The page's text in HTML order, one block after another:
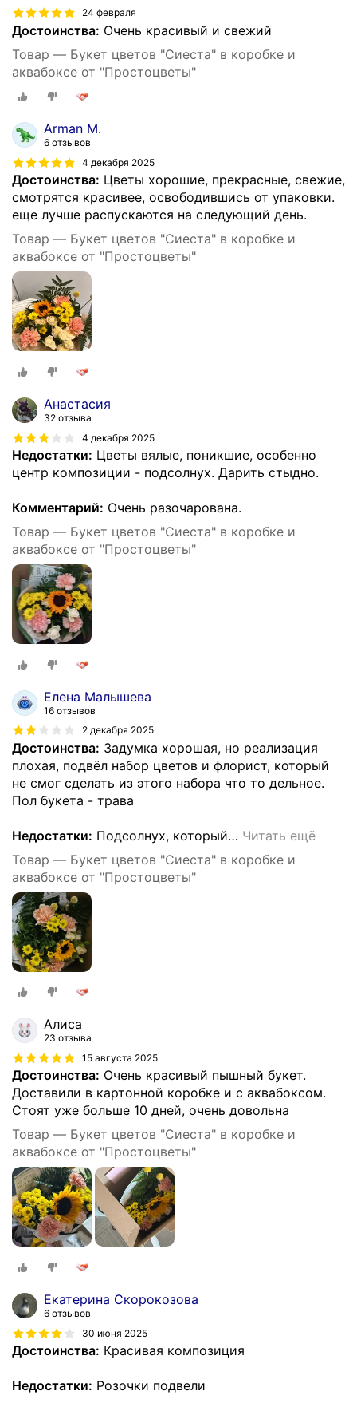
24 февраля
Достоинства: Очень красивый и свежий
Товар — Букет цветов "Сиеста" в коробке и
аквабоксе от "Простоцветы"
Arman M.
6 отзывов
4 декабря 2025
Достоинства: Цветы хорошие, прекрасные, свежие,
смотрятся красивее, освободившись от упаковки.
еще лучше распускаются на следующий день.
Товар — Букет цветов "Сиеста" в коробке и
аквабоксе от "Простоцветы"
Анастасия
32 отзыва
4 декабря 2025
Недостатки: Цветы вялые, поникшие, особенно
центр композиции - подсолнух. Дарить стыдно.
Комментарий: Очень разочарована.
Товар — Букет цветов "Сиеста" в коробке и
аквабоксе от "Простоцветы"
Елена Малышева
16 отзывов
2 декабря 2025
Достоинства: Задумка хорошая, но реализация
плохая, подвёл набор цветов и флорист, который
не смог сделать из этого набора что то дельное.
Пол букета - трава
Недостатки: Подсолнух, который… Читать ещё
Товар — Букет цветов "Сиеста" в коробке и
аквабоксе от "Простоцветы"
Алиса
23 отзыва
15 августа 2025
Достоинства: Очень красивый пышный букет.
Доставили в картонной коробке и с аквабоксом.
Стоят уже больше 10 дней, очень довольна
Товар — Букет цветов "Сиеста" в коробке и
аквабоксе от "Простоцветы"
Екатерина Скорокозова
6 отзывов
30 июня 2025
Достоинства: Красивая композиция
Недостатки: Розочки подвели